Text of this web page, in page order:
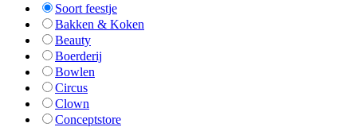
Soort feestje
Bakken & Koken
Beauty
Boerderij
Bowlen
Circus
Clown
Conceptstore